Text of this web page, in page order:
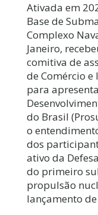
Ativada em
Base de
Complexo
Janeiro,
comitiva de
de Comércio
para
do Brasil
o
dos
ativo da
do primeiro
propulsão
lançamento